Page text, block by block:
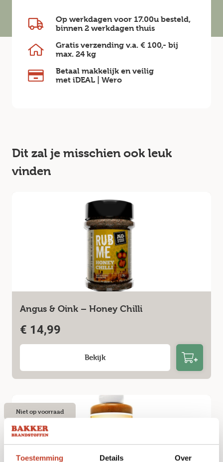
Toestemming Details Over
Op werkdagen voor 17.00u besteld,
binnen 2 werkdagen thuis
Gratis verzending v.a. € 100,- bij
max. 24 kg
Betaal makkelijk en veilig
met iDEAL | Wero
Dit zal je misschien ook leuk
vinden
Angus & Oink – Honey Chilli
€ 14,99
Bekijk
Niet op voorraad